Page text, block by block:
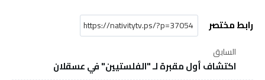
رابط مختصر
السابق
اكتشاف أول مقبرة لـ "الفلستيين" في عسقلان